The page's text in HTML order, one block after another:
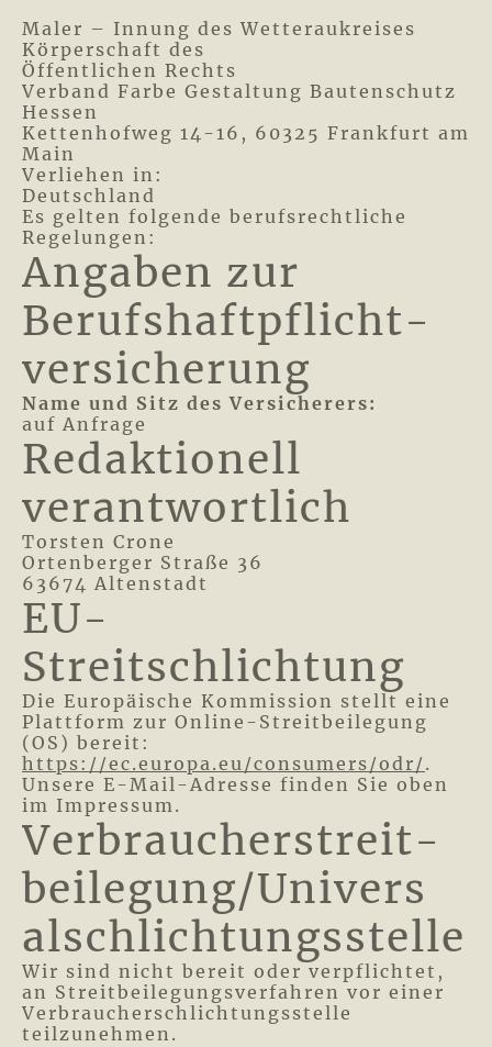
Maler – Innung des Wetteraukreises
Körperschaft des
Öffentlichen Rechts
Verband Farbe Gestaltung Bautenschutz
Hessen
Kettenhofweg 14-16, 60325 Frankfurt am
Main
Verliehen in:
Deutschland
Es gelten folgende berufsrechtliche
Regelungen:
Angaben zur
Berufs­haftpflicht­
versicherung
Name und Sitz des Versicherers:
auf Anfrage
Redaktionell
verantwortlich
Torsten Crone
Ortenberger Straße 36
63674 Altenstadt
EU-
Streitschlichtung
Die Europäische Kommission stellt eine
Plattform zur Online-Streitbeilegung
(OS) bereit:
https://ec.europa.eu/consumers/odr/ .
Unsere E-Mail-Adresse finden Sie oben
im Impressum.
Verbraucher­streit­
beilegung/Univers
al­schlichtungs­stelle
Wir sind nicht bereit oder verpflichtet,
an Streitbeilegungsverfahren vor einer
Verbraucherschlichtungsstelle
teilzunehmen.